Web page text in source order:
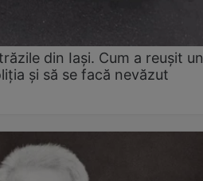
din Iași. Cum a reușit un
și să se facă nevăzut